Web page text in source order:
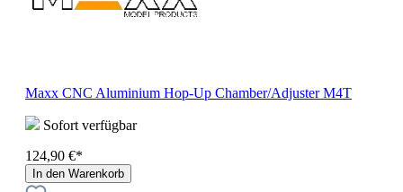
Maxx CNC Aluminium Hop-Up Chamber/Adjuster M4T
Sofort verfügbar
124,90 €*
In den Warenkorb